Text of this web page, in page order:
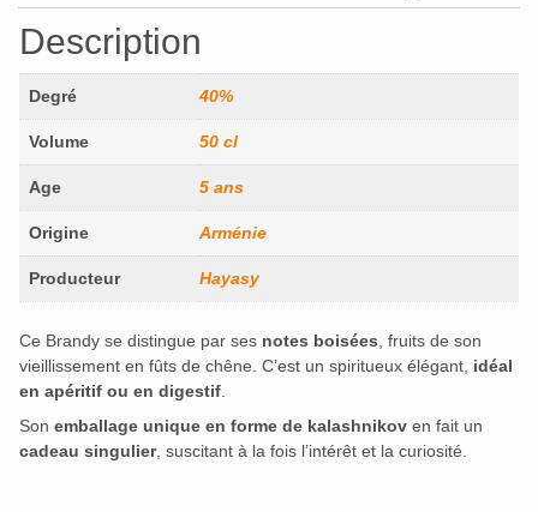
Description
Degré 40%
Volume 50 cl
Age 5 ans
Origine Arménie
Producteur Hayasy
Ce Brandy se distingue par ses notes boisées, fruits de son
vieillissement en fûts de chêne. C’est un spiritueux élégant, idéal
en apéritif ou en digestif.
Son emballage unique en forme de kalashnikov en fait un
cadeau singulier, suscitant à la fois l’intérêt et la curiosité.